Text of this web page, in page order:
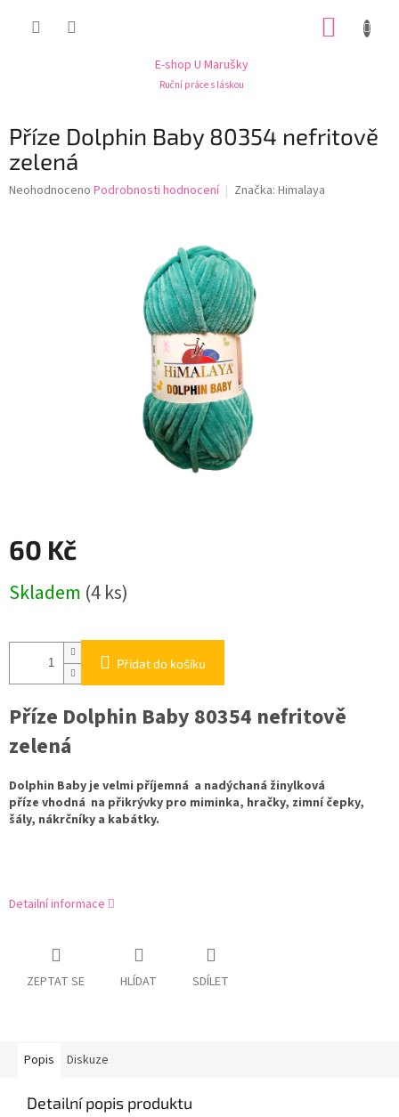
E-shop U Marušky
Ruční práce s láskou
Příze Dolphin Baby 80354 nefritově
zelená
Průměrné
Neohodnoceno Podrobnosti hodnocení Značka: Himalaya
60 Kč
cena:
Skladem (4 ks)
Přidat do košíku
Příze Dolphin Baby 80354 nefritově
zelená
Dolphin Baby je velmi příjemná a nadýchaná žinylková
příze vhodná na přikrývky pro miminka, hračky, zimní čepky,
šály, nákrčníky a kabátky.
Detailní informace
ZEPTAT SE HLÍDAT SDÍLET
Popis Diskuze
Detailní popis produktu